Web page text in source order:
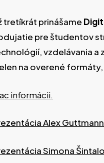
tretíkrát prinášame
pre študentov
vzdelávania a
na overené
informácii.
Alex Guttmann
Simona